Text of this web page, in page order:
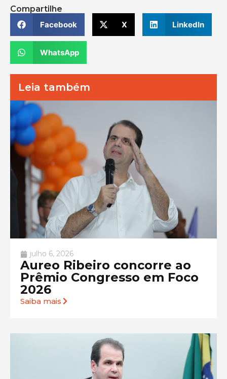
Compartilhe
Facebook
X LinkedIn
WhatsApp
Leia também
julho 6, 2026
Aureo Ribeiro concorre ao
Prêmio Congresso em Foco
2026
Saiba mais